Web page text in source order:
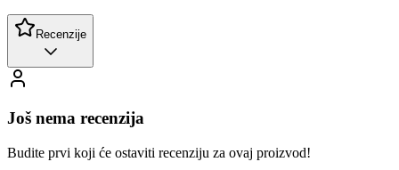
Recenzije
Još nema recenzija
Budite prvi koji će ostaviti recenziju za ovaj proizvod!